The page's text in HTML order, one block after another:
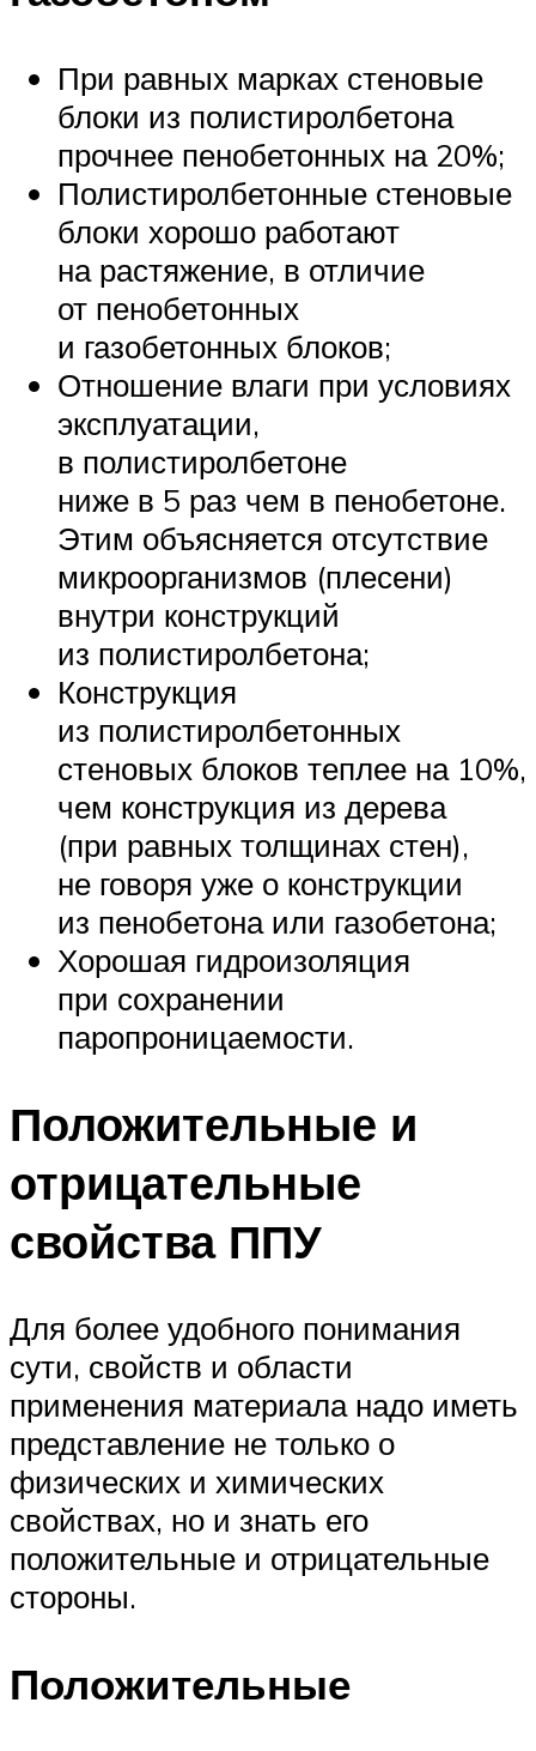
При равных марках стеновые
блоки из полистиролбетона
прочнее пенобетонных на 20%;
Полистиролбетонные стеновые
блоки хорошо работают
на растяжение, в отличие
от пенобетонных
и газобетонных блоков;
Отношение влаги при условиях
эксплуатации,
в полистиролбетоне
ниже в 5 раз чем в пенобетоне.
Этим объясняется отсутствие
микроорганизмов (плесени)
внутри конструкций
из полистиролбетона;
Конструкция
из полистиролбетонных
стеновых блоков теплее на 10%,
чем конструкция из дерева
(при равных толщинах стен),
не говоря уже о конструкции
из пенобетона или газобетона;
Хорошая гидроизоляция
при сохранении
паропроницаемости.
Положительные и
отрицательные
свойства ППУ
Для более удобного понимания
сути, свойств и области
применения материала надо иметь
представление не только о
физических и химических
свойствах, но и знать его
положительные и отрицательные
стороны.
Положительные